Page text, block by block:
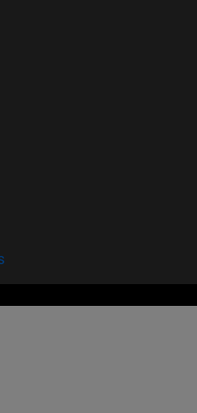
en nueva ventana)
en nueva ventana)